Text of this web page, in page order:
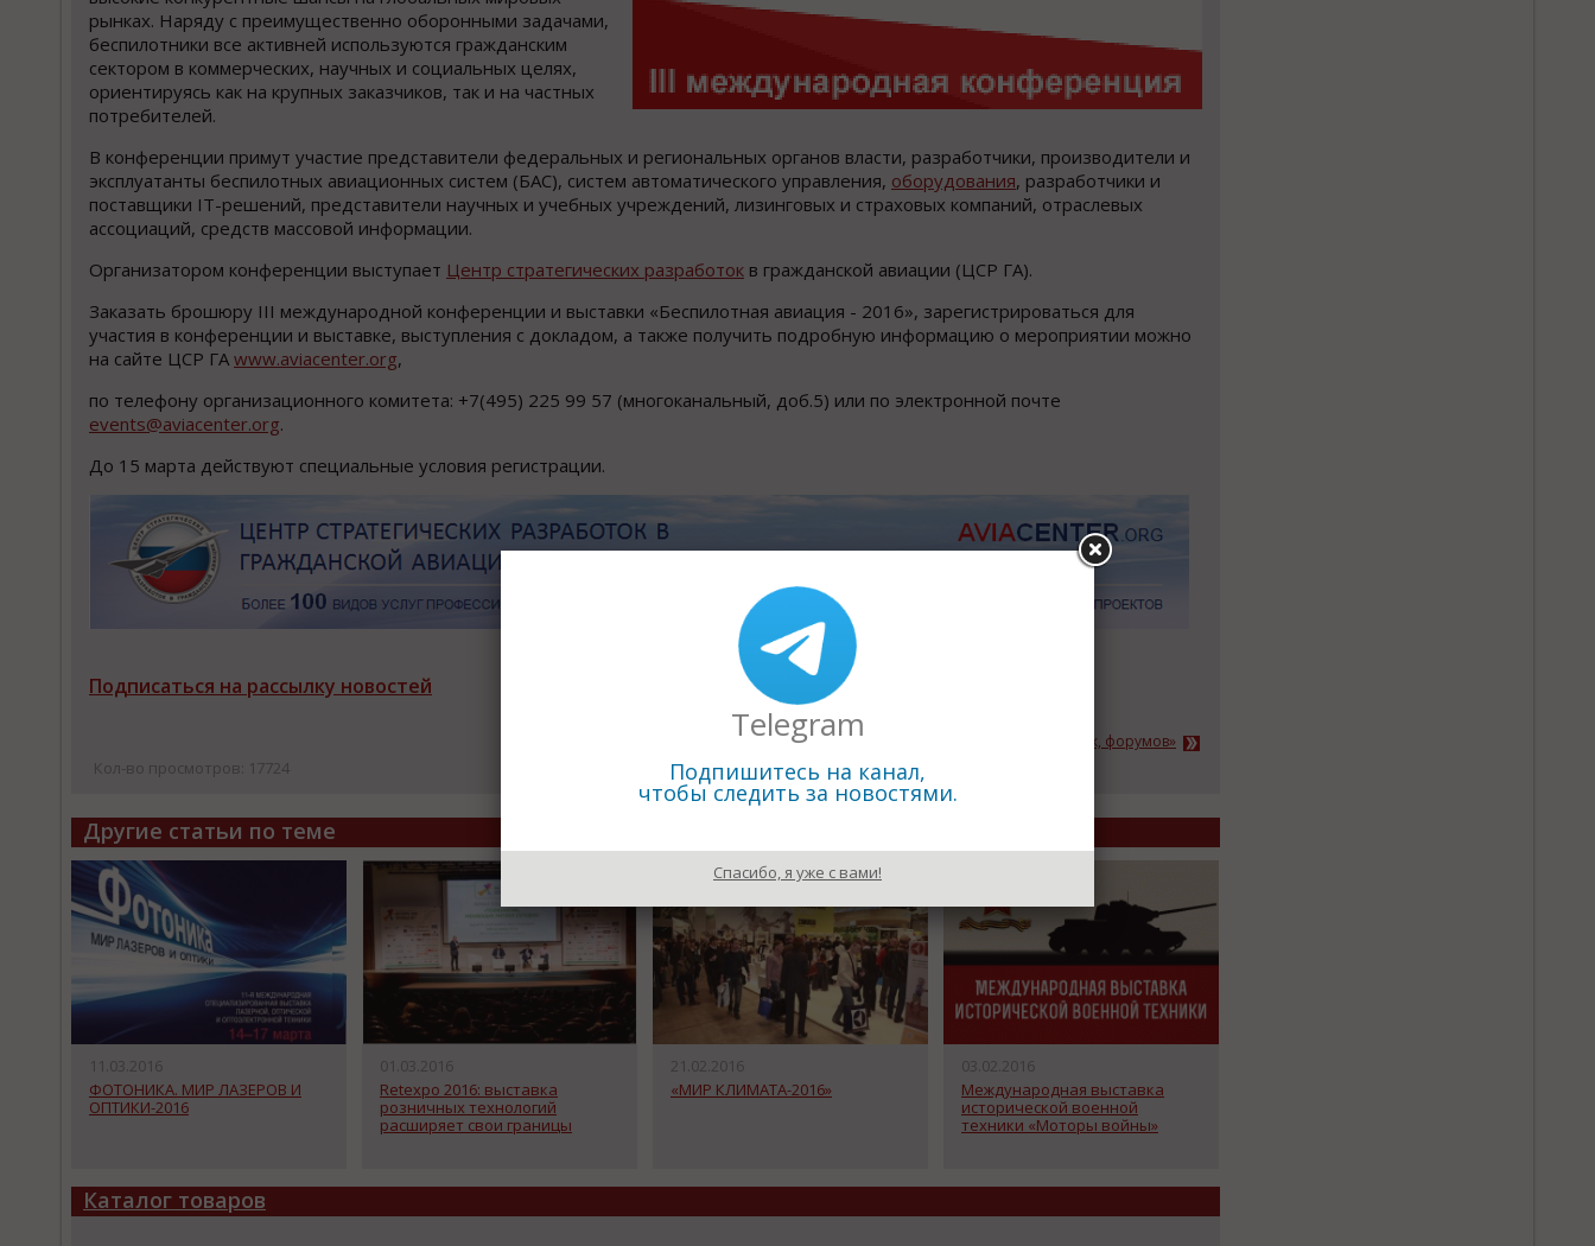
рынках. Наряду с преимущественно оборонными задачами,
беспилотники все активней используются гражданским
сектором в коммерческих, научных и социальных целях,
ориентируясь как на крупных заказчиков, так и на частных
потребителей.
В конференции примут участие представители федеральных и региональных органов власти, разработчики, производители и
эксплуатанты беспилотных авиационных систем (БАС), систем автоматического управления, оборудования, разработчики и
поставщики IT-решений, представители научных и учебных учреждений, лизинговых и страховых компаний, отраслевых
ассоциаций, средств массовой информации.
Организатором конференции выступает Центр стратегических разработок в гражданской авиации (ЦСР ГА).
Заказать брошюру III международной конференции и выставки «Беспилотная авиация - 2016», зарегистрироваться для
участия в конференции и выставке, выступления с докладом, а также получить подробную информацию о мероприятии можно
на сайте ЦСР ГА www.aviacenter.org,
по телефону организационного комитета: +7(495) 225 99 57 (многоканальный, доб.5) или по электронной почте
events@aviacenter.org.
До 15 марта действуют специальные условия регистрации.
Подписаться на рассылку новостей
Назад к рубрике «Пресс релизы выставок, форумов»
Кол-во просмотров: 17724
Другие статьи по теме
11.03.2016
ФОТОНИКА. МИР ЛАЗЕРОВ И
ОПТИКИ-2016
01.03.2016
Retexpo 2016: выставка
розничных технологий
расширяет свои границы
21.02.2016
«МИР КЛИМАТА-2016»
03.02.2016
Международная выставка
исторической военной
техники «Моторы войны»
Каталог товаров
Telegram
Подпишитесь на канал,
чтобы следить за новостями.
Спасибо, я уже с вами!